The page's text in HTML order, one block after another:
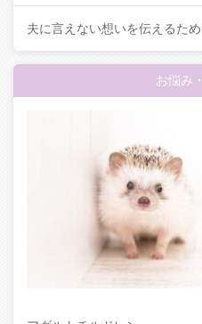
夫に言えない想いを伝えるた
お悩み